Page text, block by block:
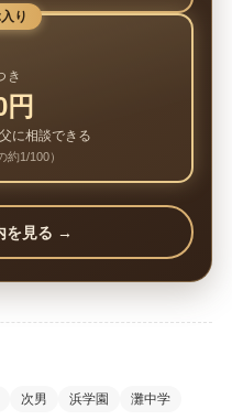
り
き
円
に相談できる
約1/100）
を見る →
次男 浜学園 灘中学